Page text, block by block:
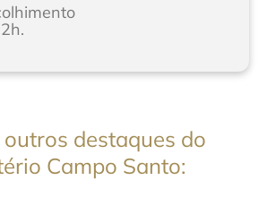
destaques do
Campo Santo: